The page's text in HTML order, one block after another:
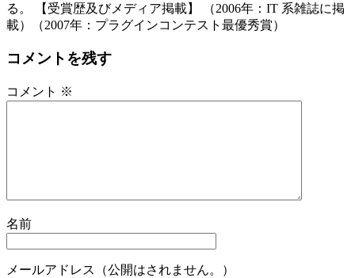
る。 【受賞歴及びメディア掲載】 （2006年：IT 系雑誌に掲
載）（2007年：プラグインコンテスト最優秀賞）
コメントを残す
コメント ※
名前
メールアドレス（公開はされません。）